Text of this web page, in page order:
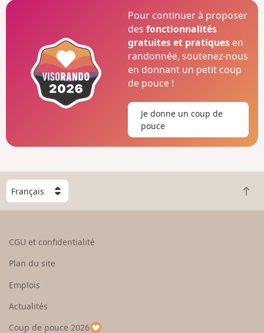
Pour continuer à proposer
desfonctionnalités
gratuites et pratiques en
randonnée, soutenez-nous
en donnant un petit coup
de pouce !
Je donne un coup de
pouce
C
h
o
e
u
R
e
CGU et confidentialité
Plan du site
Emplois
Actualités
Coup de pouce 2026